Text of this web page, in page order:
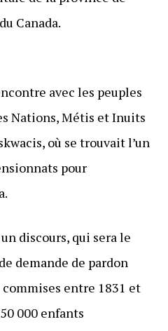
Canada.
avec les peuples
Nations, Métis et Inuits
où se trouvait l’un
pour
discours, qui sera le
demande de pardon
entre 1831 et
000 enfants